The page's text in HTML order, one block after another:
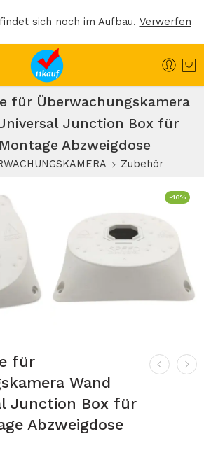
sich noch im Aufbau. Verwerfen
für Überwachungskamera
Junction Box für
Abzweigdose
Zubehör
-16%
für
Wand
Junction Box für
Abzweigdose